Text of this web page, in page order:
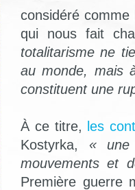
considéré comme
qui nous fait
totalitarisme ne
au monde, mais
constituent une
À ce titre, les
Kostyrka, « une
mouvements et
Première guerre